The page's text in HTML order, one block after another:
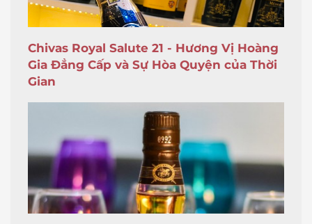
Chivas Royal Salute 21 - Hương Vị Hoàng
Gia Đẳng Cấp và Sự Hòa Quyện của Thời
Gian